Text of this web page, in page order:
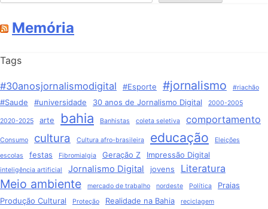
Memória
Tags
#30anosjornalismodigital #Esporte #jornalismo #riachão
#Saude #universidade 30 anos de Jornalismo Digital 2000-2005
2020-2025 arte bahia Banhistas coleta seletiva comportamento
Consumo cultura Cultura afro-brasileira educação
Eleições
escolas
festas Fibromialgia Geração Z Impressão Digital
inteligência artificial Jornalismo Digital jovens Literatura
Meio ambiente mercado de trabalho nordeste Política
Praias
Produção Cultural
Proteção Realidade na Bahia reciclagem